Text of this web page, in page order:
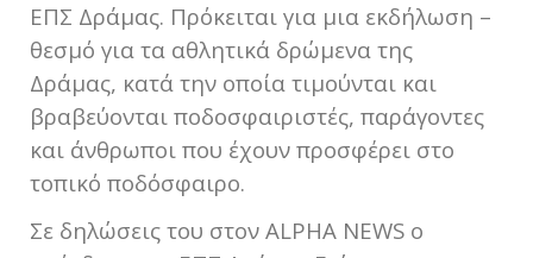
ΕΠΣ Δράμας. Πρόκειται για μια εκδήλωση –
θεσμό για τα αθλητικά δρώμενα της
Δράμας, κατά την οποία τιμούνται και
βραβεύονται ποδοσφαιριστές, παράγοντες
και άνθρωποι που έχουν προσφέρει στο
τοπικό ποδόσφαιρο.
Σε δηλώσεις του στον ALPHA NEWS ο